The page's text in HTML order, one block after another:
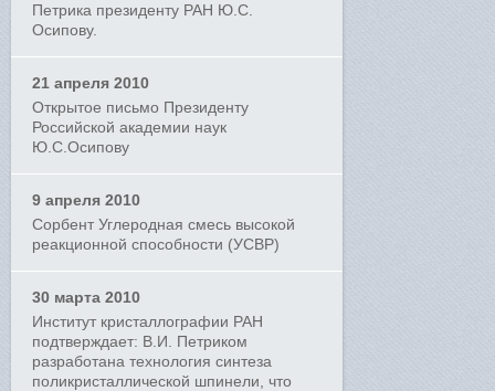
Петрика президенту РАН Ю.С.
Осипову.
21 апреля 2010
Открытое письмо Президенту
Российской академии наук
Ю.С.Осипову
9 апреля 2010
Сорбент Углеродная смесь высокой
реакционной способности (УСВР)
30 марта 2010
Институт кристаллографии РАН
подтверждает: В.И. Петриком
разработана технология синтеза
поликристаллической шпинели, что